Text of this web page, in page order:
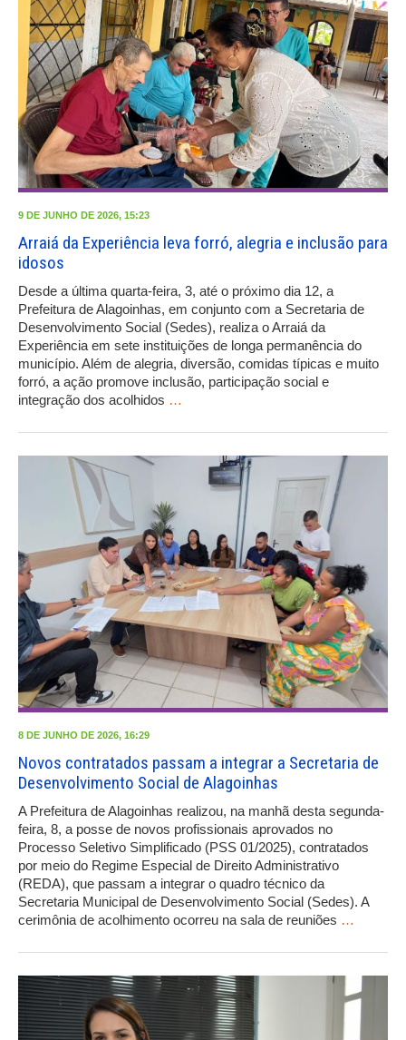
9 DE JUNHO DE 2026, 15:23
Arraiá da Experiência leva forró, alegria e inclusão para
idosos
Desde a última quarta-feira, 3, até o próximo dia 12, a
Prefeitura de Alagoinhas, em conjunto com a Secretaria de
Desenvolvimento Social (Sedes), realiza o Arraiá da
Experiência em sete instituições de longa permanência do
município. Além de alegria, diversão, comidas típicas e muito
forró, a ação promove inclusão, participação social e
integração dos acolhidos …
8 DE JUNHO DE 2026, 16:29
Novos contratados passam a integrar a Secretaria de
Desenvolvimento Social de Alagoinhas
A Prefeitura de Alagoinhas realizou, na manhã desta segunda-
feira, 8, a posse de novos profissionais aprovados no
Processo Seletivo Simplificado (PSS 01/2025), contratados
por meio do Regime Especial de Direito Administrativo
(REDA), que passam a integrar o quadro técnico da
Secretaria Municipal de Desenvolvimento Social (Sedes). A
cerimônia de acolhimento ocorreu na sala de reuniões …